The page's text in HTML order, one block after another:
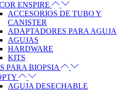
ENSPIRE
ACCESORIOS DE TUBO Y
CANISTER
ADAPTADORES PARA AGUJA
AGUJAS
HARDWARE
KITS
PARA BIOPSIA
AGUJA DESECHABLE